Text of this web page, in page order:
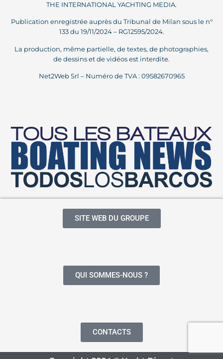
THE INTERNATIONAL YACHTING MEDIA.
Publication enregistrée auprès du Tribunal de Milan sous le n°
133 du 19/11/2024 – RG12595/2024.
La production, même partielle, de textes, de photographies,
de dessins et de vidéos est interdite.
Net2Web Srl – Numéro de TVA : 09582670965
SITE WEB DU GROUPE
QUI SOMMES-NOUS ?
CONTACTS